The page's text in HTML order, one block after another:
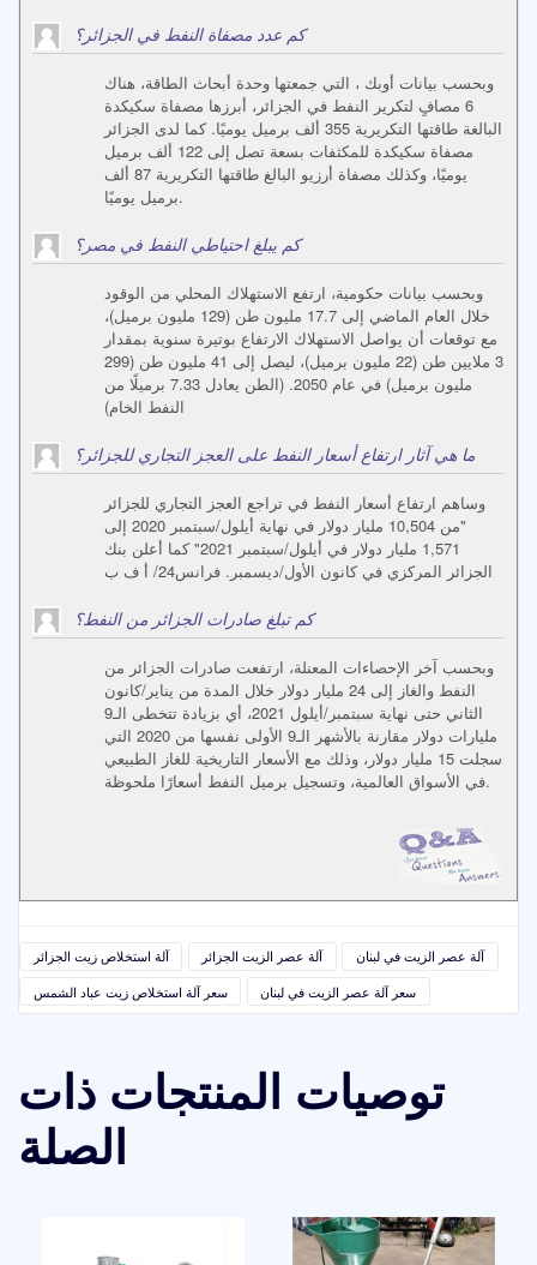
كم عدد مصفاة النفط في الجزائر؟
وبحسب بيانات أوبك ، التي جمعتها وحدة أبحاث الطاقة، هناك
6 مصافٍ لتكرير النفط في الجزائر، أبرزها مصفاة سكيكدة
البالغة طاقتها التكريرية 355 ألف برميل يوميًا. كما لدى الجزائر
مصفاة سكيكدة للمكثفات بسعة تصل إلى 122 ألف برميل
يوميًا، وكذلك مصفاة أرزيو البالغ طاقتها التكريرية 87 ألف
برميل يوميًا.
كم يبلغ احتياطي النفط في مصر؟
وبحسب بيانات حكومية، ارتفع الاستهلاك المحلي من الوقود
خلال العام الماضي إلى 17.7 مليون طن (129 مليون برميل)،
مع توقعات أن يواصل الاستهلاك الارتفاع بوتيرة سنوية بمقدار
3 ملايين طن (22 مليون برميل)، ليصل إلى 41 مليون طن (299
مليون برميل) في عام 2050. (الطن يعادل 7.33 برميلًا من
النفط الخام)
ما هي آثار ارتفاع أسعار النفط على العجز التجاري للجزائر؟
وساهم ارتفاع أسعار النفط في تراجع العجز التجاري للجزائر
"من 10,504 مليار دولار في نهاية أيلول/سبتمبر 2020 إلى
1,571 مليار دولار في أيلول/سبتمبر 2021" كما أعلن بنك
الجزائر المركزي في كانون الأول/ديسمبر. فرانس24/ أ ف ب
كم تبلغ صادرات الجزائر من النفط؟
وبحسب آخر الإحصاءات المعنلة، ارتفعت صادرات الجزائر من
النفط والغاز إلى 24 مليار دولار خلال المدة من يناير/كانون
الثاني حتى نهاية سبتمبر/أيلول 2021، أي بزيادة تتخطى الـ9
مليارات دولار مقارنة بالأشهر الـ9 الأولى نفسها من 2020 التي
سجلت 15 مليار دولار، وذلك مع الأسعار التاريخية للغاز الطبيعي
في الأسواق العالمية، وتسجيل برميل النفط أسعارًا ملحوظة.
آلة استخلاص زيت الجزائر آلة عصر الزيت الجزائر
آلة عصر الزيت في لبنان
سعر آلة استخلاص زيت عباد الشمس
سعر آلة عصر الزيت في لبنان
توصيات المنتجات ذات
الصلة